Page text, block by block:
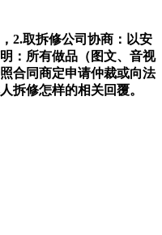
取拆修公司协商：以安
：所有做品（图文、音视
合同商定申请仲裁或向法
拆修怎样的相关回覆。